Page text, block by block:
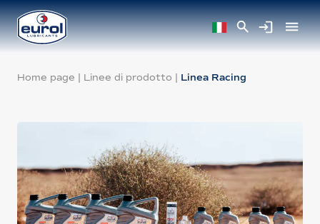
Home page | Linee di prodotto | Linea Racing